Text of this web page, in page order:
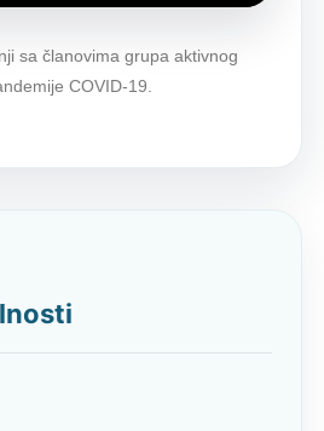
sa članovima grupa aktivnog
COVID-19.